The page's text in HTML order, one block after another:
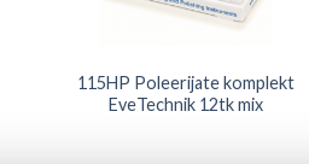
115HP Poleerijate komplekt
EveTechnik 12tk mix